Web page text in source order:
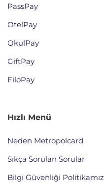
PassPay
OtelPay
OkulPay
GiftPay
FiloPay
Hızlı Menü
Neden Metropolcard
Sıkça Sorulan Sorular
Bilgi Güvenliği Politikamız